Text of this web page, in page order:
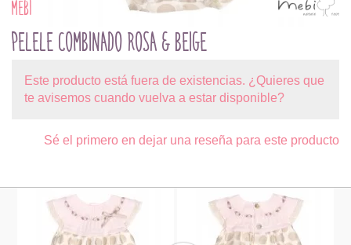
MEBI
PELELE COMBINADO ROSA & BEIGE
Este producto está fuera de existencias. ¿Quieres que
te avisemos cuando vuelva a estar disponible?
Sé el primero en dejar una reseña para este producto